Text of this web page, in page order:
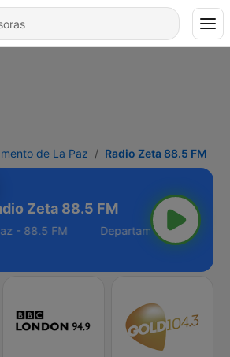
de La Paz Radio Zeta 88.5 FM
Zeta 88.5 FM
- 88.5 FM